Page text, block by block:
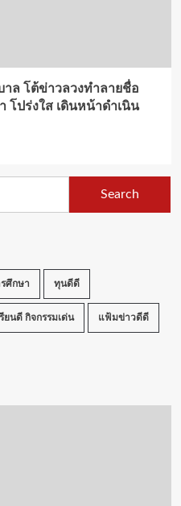
ล โต้ข่าวลวงทำลายชื่อ
โปร่งใส เดินหน้าดำเนิน
ศึกษา ทุนดีดี
รียนดี กิจกรรมเด่น แฟ้มข่าวดีดี